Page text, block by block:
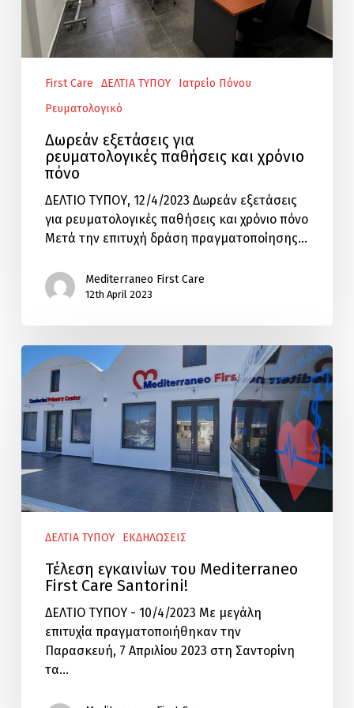
First Care ΔΕΛΤΙΑ ΤΥΠΟΥ
Ιατρείο Πόνου
Ρευματολογικό
Δωρεάν εξετάσεις για
ρευματολογικές παθήσεις και χρόνιο
πόνο
ΔΕΛΤΙΟ ΤΥΠΟΥ, 12/4/2023 Δωρεάν εξετάσεις
για ρευματολογικές παθήσεις και χρόνιο πόνο
Μετά την επιτυχή δράση πραγματοποίησης…
Mediterraneo First Care
12th April 2023
Τέλεση
εγκαινίων
Mediterraneo
First
Care
Santorini!
ΔΕΛΤΙΑ ΤΥΠΟΥ ΕΚΔΗΛΩΣΕΙΣ
Τέλεση εγκαινίων του Mediterraneo
First Care Santorini!
ΔΕΛΤΙΟ ΤΥΠΟΥ - 10/4/2023 Με μεγάλη
επιτυχία πραγματοποιήθηκαν την
Παρασκευή, 7 Απριλίου 2023 στη Σαντορίνη
τα…